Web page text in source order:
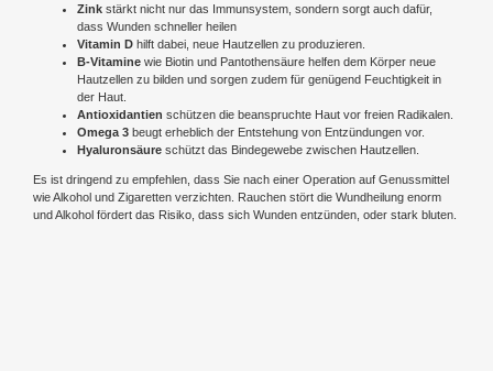
Zink stärkt nicht nur das Immunsystem, sondern sorgt auch dafür,
dass Wunden schneller heilen
Vitamin D hilft dabei, neue Hautzellen zu produzieren.
B-Vitamine wie Biotin und Pantothensäure helfen dem Körper neue
Hautzellen zu bilden und sorgen zudem für genügend Feuchtigkeit in
der Haut.
Antioxidantien schützen die beanspruchte Haut vor freien Radikalen.
Omega 3 beugt erheblich der Entstehung von Entzündungen vor.
Hyaluronsäure schützt das Bindegewebe zwischen Hautzellen.
Es ist dringend zu empfehlen, dass Sie nach einer Operation auf Genussmittel
wie Alkohol und Zigaretten verzichten. Rauchen stört die Wundheilung enorm
und Alkohol fördert das Risiko, dass sich Wunden entzünden, oder stark bluten.